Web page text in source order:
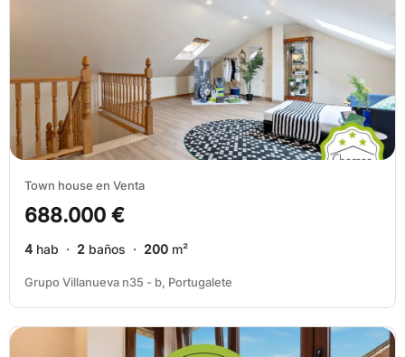
Town house en Venta
688.000 €
4 hab · 2 baños · 200 m²
Grupo Villanueva n35 - b, Portugalete